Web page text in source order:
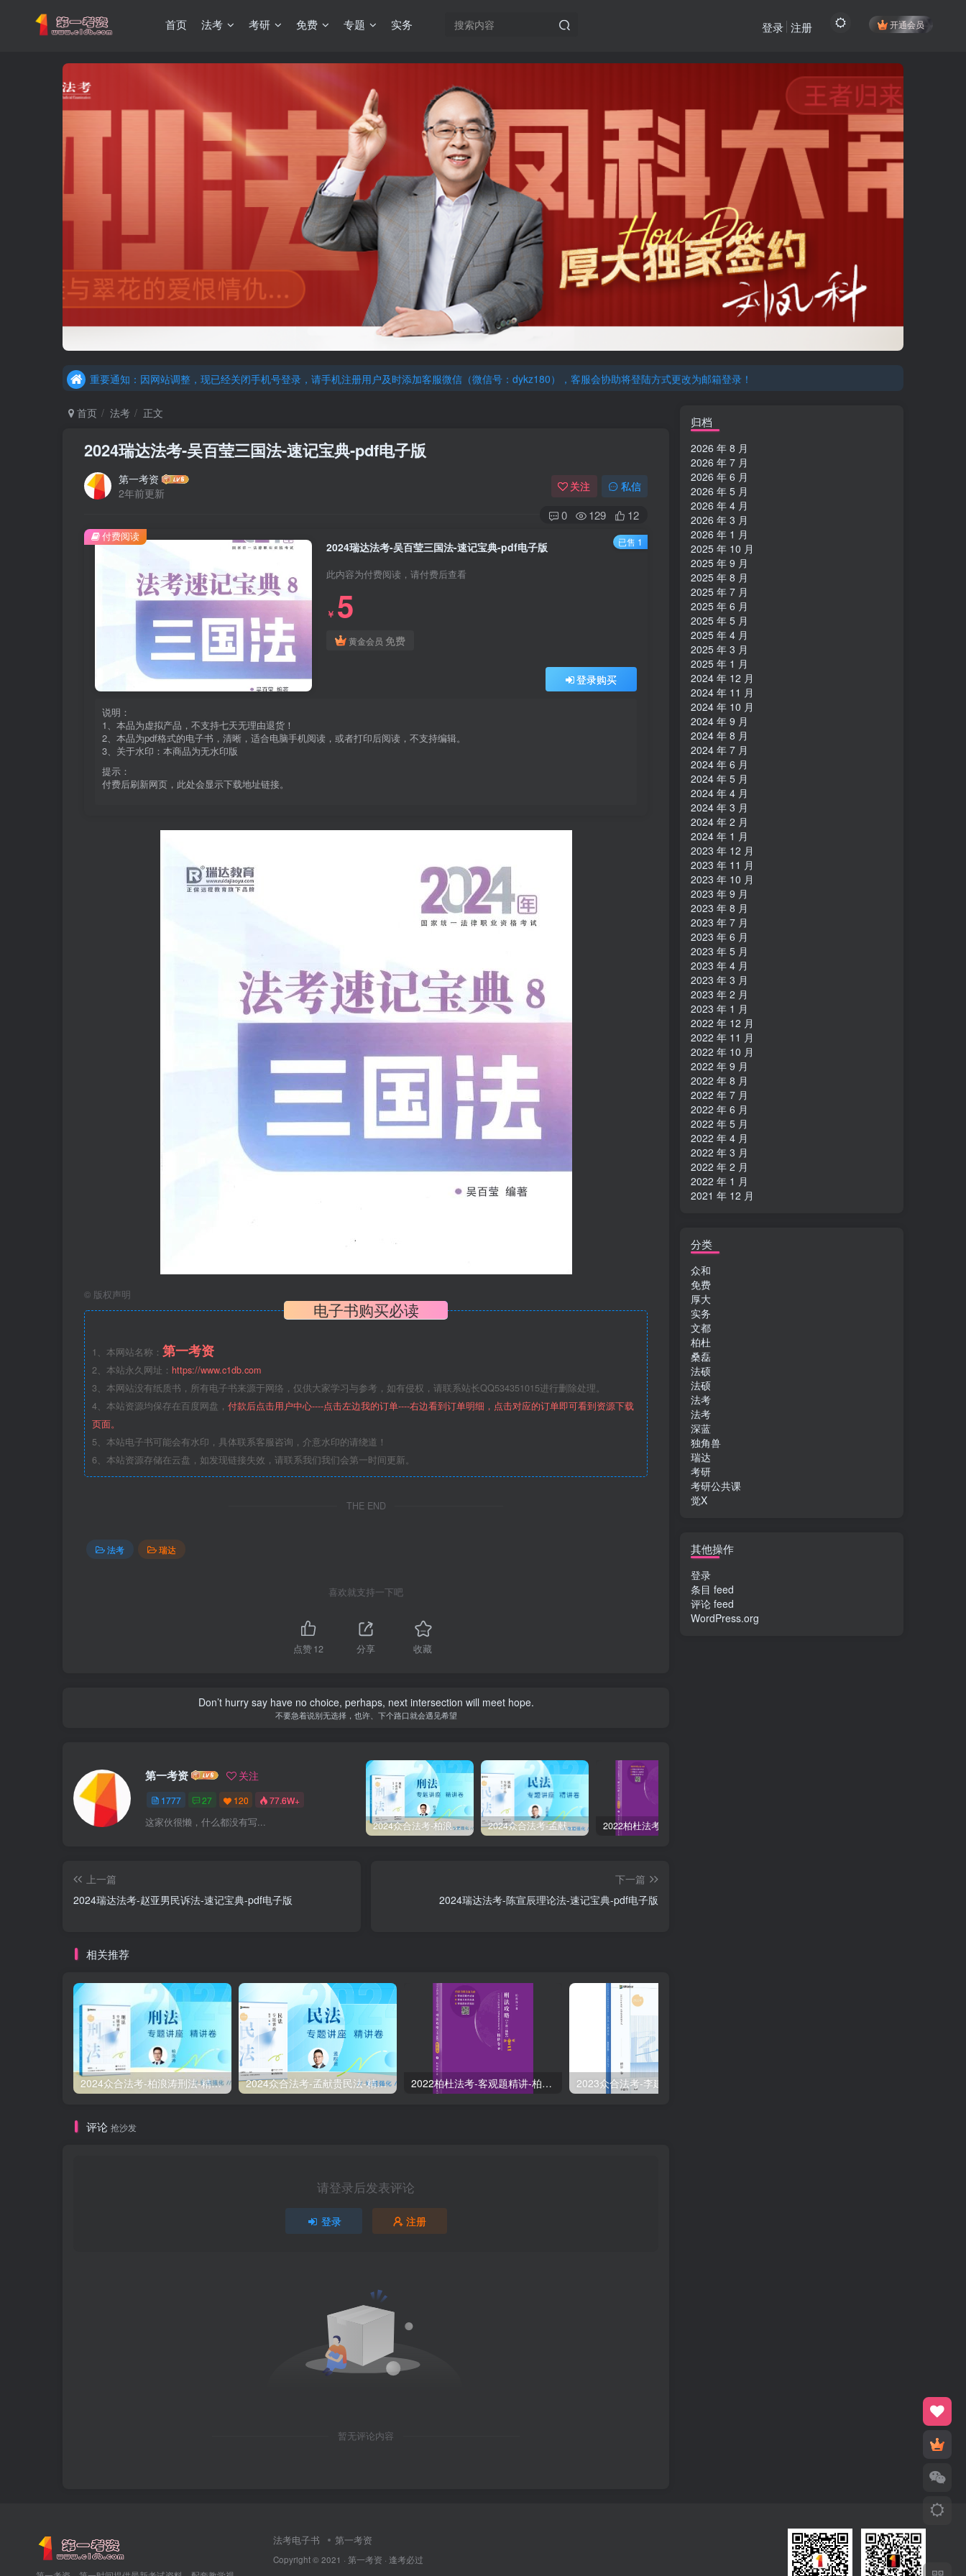
首页 法考 考研 免费 专题 实务 开通会员
登录 注册
重要通知：因网站调整，现已经关闭手机号登录，请手机注册用户及时添加客服微信（微信号：dykz180），客服会协助将登陆方式更改为邮箱登录！
更新提示：已经更新部分机构主观题法考资料，推荐厚大的考点清单，高清版，特别适合学习！
重要通知：因网站调整，现已经关闭手机号登录，请手机注册用户及时添加客服微信（微信号：dykz180），客服会协助将登陆方式更改为邮箱登录！
首页 法考 正文
2024瑞达法考-吴百莹三国法-速记宝典-pdf电子版
第一考资
2年前更新
关注 私信
0 129 12
2024瑞达法考-吴百莹三国法-速记宝典-pdf电子版
此内容为付费阅读，请付费后查看
￥ 5
黄金会员 免费
登录购买
说明：
1、本品为虚拟产品，不支持七天无理由退货！
2、本品为pdf格式的电子书，清晰，适合电脑手机阅读，或者打印后阅读，不支持编辑。
3、关于水印：本商品为无水印版
提示：
付费后刷新网页，此处会显示下载地址链接。
付费阅读 已售 1
© 版权声明
电子书购买必读
1、本网站名称： 第一考资
2、本站永久网址： https://www.c1db.com
3、本网站没有纸质书，所有电子书来源于网络，仅供大家学习与参考，如有侵权，请联系站长QQ534351015进行删除处理。
4、本站资源均保存在百度网盘， 付款后点击用户中心----点击左边我的订单----右边看到订单明细，点击对应的订单即可看到资源下载
页面。
5、本站电子书可能会有水印，具体联系客服咨询，介意水印的请绕道！
6、本站资源存储在云盘，如发现链接失效，请联系我们我们会第一时间更新。
THE END
法考 瑞达
喜欢就支持一下吧
点赞12 分享 收藏
Don’t hurry say have no choice, perhaps, next intersection will meet hope.
不要急着说别无选择，也许、下个路口就会遇见希望
第一考资 关注
1777 27 120 77.6W+
这家伙很懒，什么都没有写... 2024众合法考-柏浪涛刑法-精讲卷pdf电子版（附视频1-76全） 2024众合法考-孟献贵民法-精讲卷.pdf
上一篇
2024瑞达法考-赵亚男民诉法-速记宝典-pdf电子版
下一篇
2024瑞达法考-陈宣辰理论法-速记宝典-pdf电子版
相关推荐
2024众合法考-柏浪涛刑法-精讲卷pdf电子版（附视频1-76全） 2024众合法考-孟献贵民法-精讲卷.pdf 2022柏杜法考-客观题精讲-柏浪涛刑法攻略.pdf
评论 抢沙发
请登录后发表评论
登录 注册
暂无评论内容
归档
2026 年 8 月
2026 年 7 月
2026 年 6 月
2026 年 5 月
2026 年 4 月
2026 年 3 月
2026 年 1 月
2025 年 10 月
2025 年 9 月
2025 年 8 月
2025 年 7 月
2025 年 6 月
2025 年 5 月
2025 年 4 月
2025 年 3 月
2025 年 1 月
2024 年 12 月
2024 年 11 月
2024 年 10 月
2024 年 9 月
2024 年 8 月
2024 年 7 月
2024 年 6 月
2024 年 5 月
2024 年 4 月
2024 年 3 月
2024 年 2 月
2024 年 1 月
2023 年 12 月
2023 年 11 月
2023 年 10 月
2023 年 9 月
2023 年 8 月
2023 年 7 月
2023 年 6 月
2023 年 5 月
2023 年 4 月
2023 年 3 月
2023 年 2 月
2023 年 1 月
2022 年 12 月
2022 年 11 月
2022 年 10 月
2022 年 9 月
2022 年 8 月
2022 年 7 月
2022 年 6 月
2022 年 5 月
2022 年 4 月
2022 年 3 月
2022 年 2 月
2022 年 1 月
2021 年 12 月
分类
众和
免费
厚大
实务
文都
柏杜
桑磊
法硕
法硕
法考
法考
深蓝
独角兽
瑞达
考研
考研公共课
觉X
其他操作
登录
条目 feed
评论 feed
WordPress.org
法考电子书 第一考资
Copyright © 2021 · 第一考资 · 逢考必过